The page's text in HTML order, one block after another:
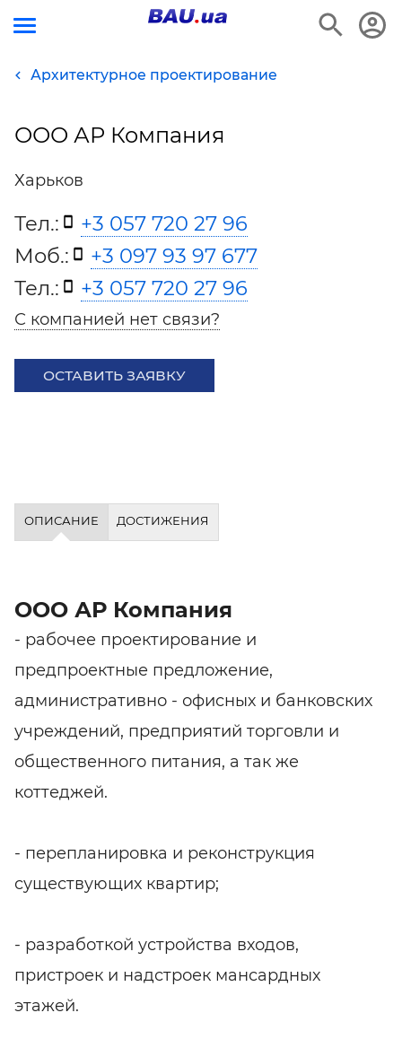
Архитектурное проектирование
ООО АР Компания
Харьков
Тел.:
+3 057 720 27 96
Моб.:
+3 097 93 97 677
Тел.:
+3 057 720 27 96
С компанией нет связи?
ОСТАВИТЬ ЗАЯВКУ
ОПИСАНИЕ ДОСТИЖЕНИЯ
ООО АР Компания
- рабочее проектирование и
предпроектные предложение,
административно - офисных и банковских
учреждений, предприятий торговли и
общественного питания, а так же
коттеджей.
- перепланировка и реконструкция
существующих квартир;
- разработкой устройства входов,
пристроек и надстроек мансардных
этажей.